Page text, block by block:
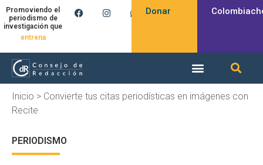
Promoviendo el
periodismo de
investigación que
entrena
produce
Donar
Inicio > Convierte tus citas periodísticas en imágenes con
Recite
PERIODISMO